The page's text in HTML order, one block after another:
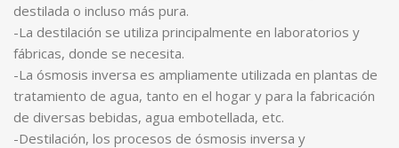
destilada o incluso más pura.
-La destilación se utiliza principalmente en laboratorios y
fábricas, donde se necesita.
-La ósmosis inversa es ampliamente utilizada en plantas de
tratamiento de agua, tanto en el hogar y para la fabricación
de diversas bebidas, agua embotellada, etc.
-Destilación, los procesos de ósmosis inversa y